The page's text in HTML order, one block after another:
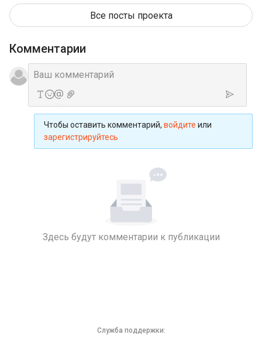
Все посты проекта
Комментарии
Чтобы оставить комментарий, войдите или
зарегистрируйтесь
Здесь будут комментарии к публикации
Служба поддержки: